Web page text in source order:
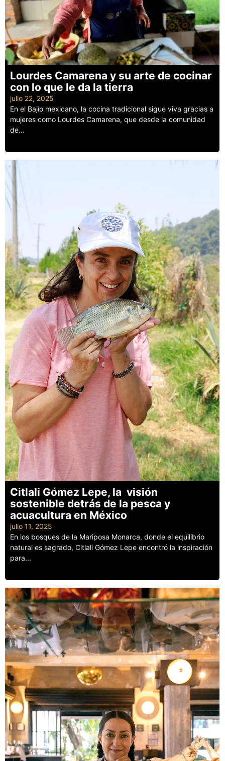
Lourdes Camarena y su arte de cocinar
con lo que le da la tierra
julio 22, 2025
En el Bajío mexicano, la cocina tradicional sigue viva gracias a
mujeres como Lourdes Camarena, que desde la comunidad
de...
Citlali Gómez Lepe, la visión
sostenible detrás de la pesca y
acuacultura en México
julio 11, 2025
En los bosques de la Mariposa Monarca, donde el equilibrio
natural es sagrado, Citlali Gómez Lepe encontró la inspiración
para...